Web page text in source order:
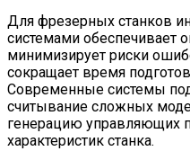
Для фрезерных станков
системами обеспечивает
минимизирует риски
сокращает время
Современные системы
считывание сложных
генерацию управляющих
характеристик станка.